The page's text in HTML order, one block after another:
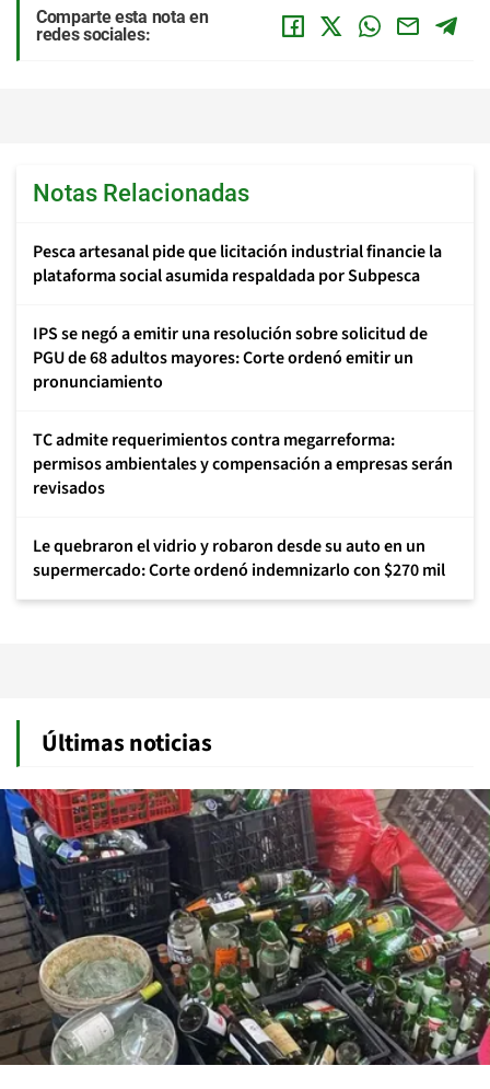
Comparte esta nota en
redes sociales:
Notas Relacionadas
Pesca artesanal pide que licitación industrial financie la
plataforma social asumida respaldada por Subpesca
IPS se negó a emitir una resolución sobre solicitud de
PGU de 68 adultos mayores: Corte ordenó emitir un
pronunciamiento
TC admite requerimientos contra megarreforma:
permisos ambientales y compensación a empresas serán
revisados
Le quebraron el vidrio y robaron desde su auto en un
supermercado: Corte ordenó indemnizarlo con $270 mil
Últimas noticias